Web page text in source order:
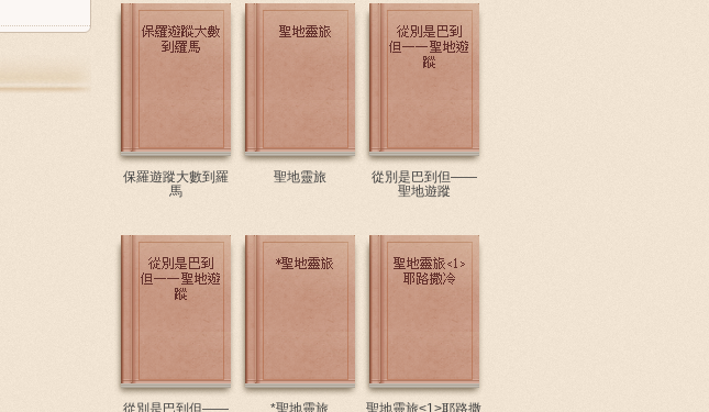
保羅遊蹤大數到羅
馬
聖地靈旅
從別是巴到但——
聖地遊蹤
從別是巴到但—— *聖地靈旅 聖地靈旅<1>耶路撒